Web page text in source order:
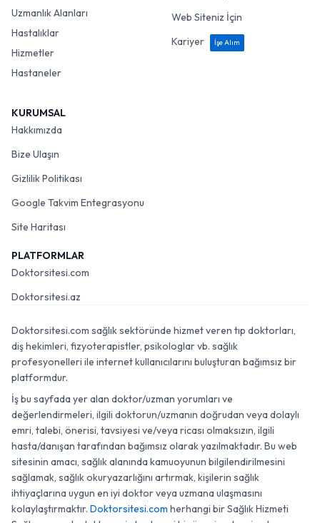
Uzmanlık Alanları
Hastalıklar
Hizmetler
Hastaneler
Web Siteniz İçin
Kariyer
İşe Alım
KURUMSAL
Hakkımızda
Bize Ulaşın
Gizlilik Politikası
Google Takvim Entegrasyonu
Site Haritası
PLATFORMLAR
Doktorsitesi.com
Doktorsitesi.az
Doktorsitesi.com sağlık sektöründe hizmet veren tıp doktorları,
diş hekimleri, fizyoterapistler, psikologlar vb. sağlık
profesyonelleri ile internet kullanıcılarını buluşturan bağımsız bir
platformdur.
İş bu sayfada yer alan doktor/uzman yorumları ve
değerlendirmeleri, ilgili doktorun/uzmanın doğrudan veya dolaylı
emri, talebi, önerisi, tavsiyesi ve/veya ricası olmaksızın, ilgili
hasta/danışan tarafından bağımsız olarak yazılmaktadır. Bu web
sitesinin amacı, sağlık alanında kamuoyunun bilgilendirilmesini
sağlamak, sağlık okuryazarlığını artırmak, kişilerin sağlık
ihtiyaçlarına uygun en iyi doktor veya uzmana ulaşmasını
kolaylaştırmaktır. Doktorsitesi.com herhangi bir Sağlık Hizmeti